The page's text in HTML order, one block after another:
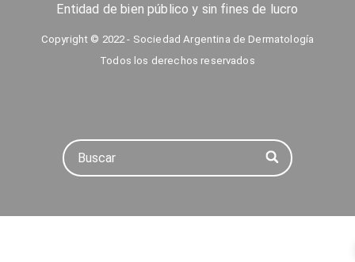
Entidad de bien público y sin fines de lucro
Copyright © 2022 - Sociedad Argentina de Dermatología
Todos los derechos reservados